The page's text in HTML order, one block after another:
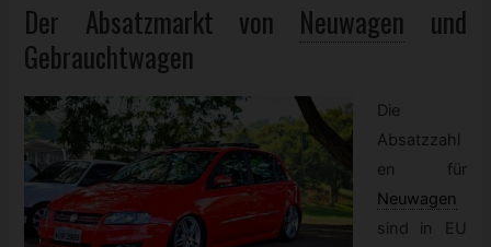
Der Absatzmarkt von Neuwagen
und
Gebrauchtwagen
Die
Absatzzahl
en für
Neuwagen
sind in EU